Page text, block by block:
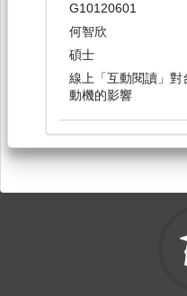
日間學士班-外文系1B
必修
114-2
英文作文（一）[0098]
日間學士班-外文系1
文討：語言與跨文化
G10120601
何智欣
碩士
線上「互動閱讀」
動機的影響